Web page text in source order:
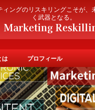
ィングのリスキリングこそが、
く武器となる。
Marketing
は プロフィール